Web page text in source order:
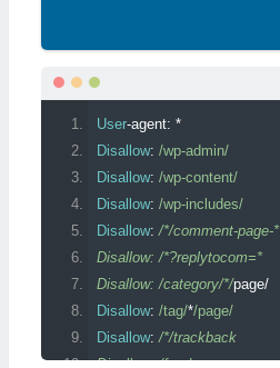
User-agent: *
Disallow: /wp-admin/
Disallow: /wp-content/
Disallow: /wp-includes/
Disallow: /*/comment-page-*
Disallow: /*?replytocom=*
Disallow: /category/*/page/
Disallow: /tag/*/page/
Disallow: /*/trackback
Disallow: /feed